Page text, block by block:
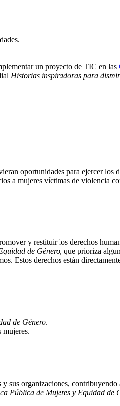
un proyecto de TIC en las
Historias inspiradoras para
oportunidades para ejercer
a mujeres víctimas de violencia
y restituir los derechos
de Género, que prioriza
Estos derechos están
de Género.
mujeres.
sus organizaciones,
Pública de Mujeres y Equidad de